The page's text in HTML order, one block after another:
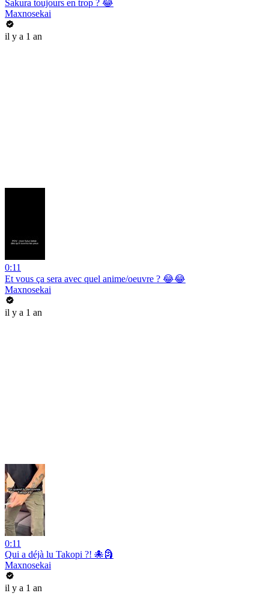
Sakura toujours en trop ? 😂
Maxnosekai
il y a 1 an
0:11
Et vous ça sera avec quel anime/oeuvre ? 😂😂
Maxnosekai
il y a 1 an
0:11
Qui a déjà lu Takopi ?! 🐙🗿
Maxnosekai
il y a 1 an